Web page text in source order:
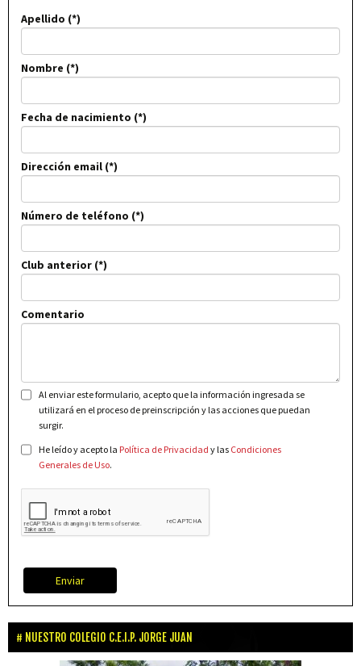
Apellido
Nombre
Fecha de nacimiento
Dirección email
Número de teléfono
Club anterior
Comentario
Al enviar este formulario, acepto que la información ingresada se
utilizará en el proceso de preinscripción y las acciones que puedan
surgir.
He leído y acepto la Política de Privacidad y las Condiciones
Generales de Uso.
Enviar
NUESTRO COLEGIO C.E.I.P. JORGE JUAN